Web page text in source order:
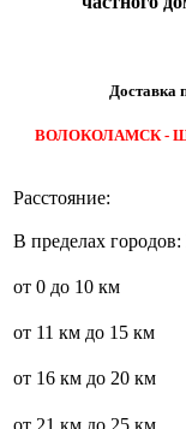
Доставка
ВОЛОКОЛАМСК -
Расстояние:
В пределах
от 0 до 10 км
от 11 км до 15 км
от 16 км до 20 км
от 21 км до 25 км